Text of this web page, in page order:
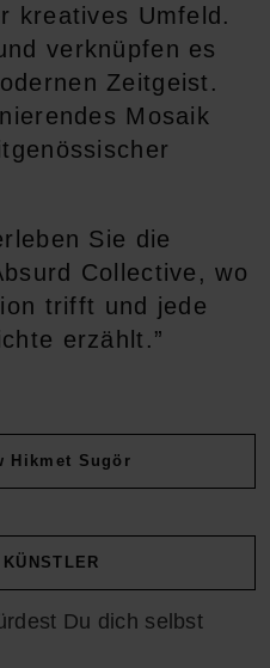
kreatives Umfeld.
verknüpfen es
Zeitgeist.
Mosaik
Sie die
Collective, wo
trifft und jede
erzählt.”
Hikmet Sugör
Du dich selbst